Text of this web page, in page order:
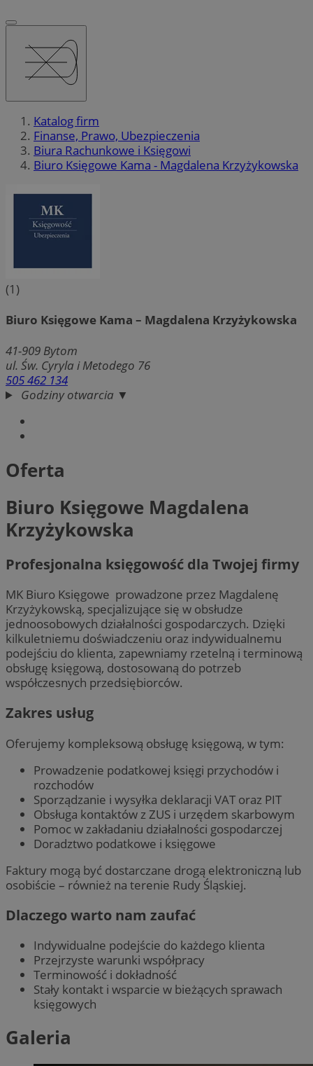
Katalog firm
Finanse, Prawo, Ubezpieczenia
Biura Rachunkowe i Księgowi
Biuro Księgowe Kama - Magdalena Krzyżykowska
(1)
Biuro Księgowe Kama – Magdalena Krzyżykowska
41-909 Bytom
ul. Św. Cyryla i Metodego 76
505 462 134
Godziny otwarcia ▼
Oferta
Biuro Księgowe Magdalena
Krzyżykowska
Profesjonalna księgowość dla Twojej firmy
MK Biuro Księgowe prowadzone przez Magdalenę
Krzyżykowską, specjalizujące się w obsłudze
jednoosobowych działalności gospodarczych. Dzięki
kilkuletniemu doświadczeniu oraz indywidualnemu
podejściu do klienta, zapewniamy rzetelną i terminową
obsługę księgową, dostosowaną do potrzeb
współczesnych przedsiębiorców.
Zakres usług
Oferujemy kompleksową obsługę księgową, w tym:
Prowadzenie podatkowej księgi przychodów i
rozchodów
Sporządzanie i wysyłka deklaracji VAT oraz PIT
Obsługa kontaktów z ZUS i urzędem skarbowym
Pomoc w zakładaniu działalności gospodarczej
Doradztwo podatkowe i księgowe
Faktury mogą być dostarczane drogą elektroniczną lub
osobiście – również na terenie Rudy Śląskiej.
Dlaczego warto nam zaufać
Indywidualne podejście do każdego klienta
Przejrzyste warunki współpracy
Terminowość i dokładność
Stały kontakt i wsparcie w bieżących sprawach
księgowych
Galeria